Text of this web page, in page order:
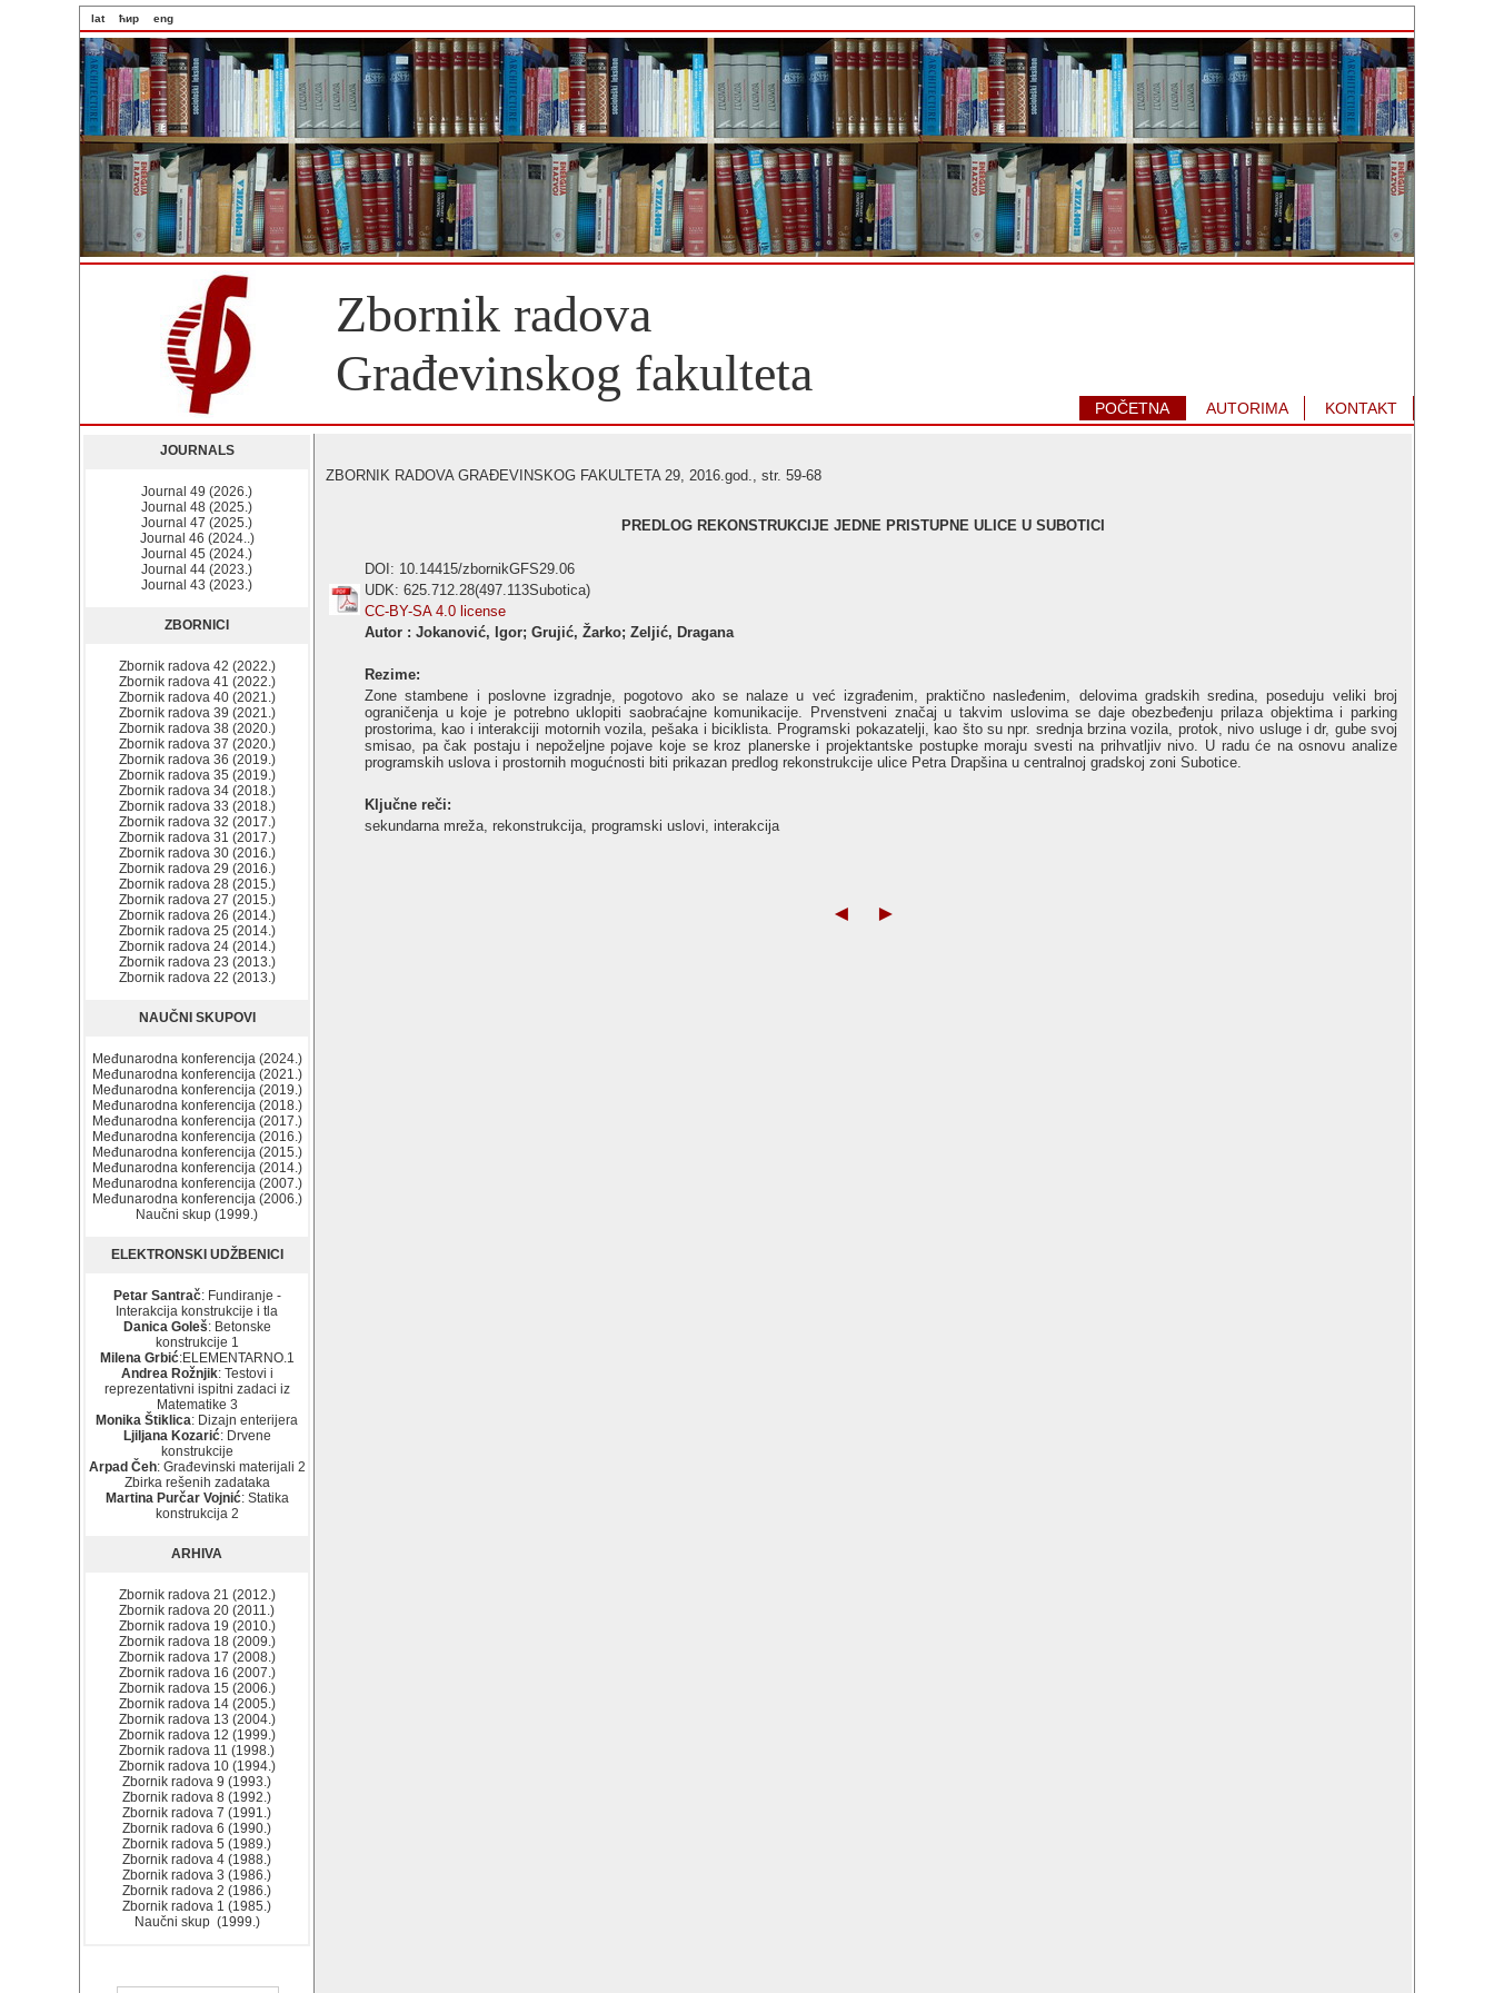
lat ћир eng
Zbornik radova
Građevinskog fakulteta
POČETNA AUTORIMA KONTAKT
JOURNALS
Journal 49 (2026.)
Journal 48 (2025.)
Journal 47 (2025.)
Journal 46 (2024..)
Journal 45 (2024.)
Journal 44 (2023.)
Journal 43 (2023.)
ZBORNICI
Zbornik radova 42 (2022.)
Zbornik radova 41 (2022.)
Zbornik radova 40 (2021.)
Zbornik radova 39 (2021.)
Zbornik radova 38 (2020.)
Zbornik radova 37 (2020.)
Zbornik radova 36 (2019.)
Zbornik radova 35 (2019.)
Zbornik radova 34 (2018.)
Zbornik radova 33 (2018.)
Zbornik radova 32 (2017.)
Zbornik radova 31 (2017.)
Zbornik radova 30 (2016.)
Zbornik radova 29 (2016.)
Zbornik radova 28 (2015.)
Zbornik radova 27 (2015.)
Zbornik radova 26 (2014.)
Zbornik radova 25 (2014.)
Zbornik radova 24 (2014.)
Zbornik radova 23 (2013.)
Zbornik radova 22 (2013.)
NAUČNI SKUPOVI
Međunarodna konferencija (2024.)
Međunarodna konferencija (2021.)
Međunarodna konferencija (2019.)
Međunarodna konferencija (2018.)
Međunarodna konferencija (2017.)
Međunarodna konferencija (2016.)
Međunarodna konferencija (2015.)
Međunarodna konferencija (2014.)
Međunarodna konferencija (2007.)
Međunarodna konferencija (2006.)
Naučni skup (1999.)
ELEKTRONSKI UDŽBENICI
Petar Santrač: Fundiranje -
Interakcija konstrukcije i tla
Danica Goleš: Betonske
konstrukcije 1
Milena Grbić:ELEMENTARNO.1
Andrea Rožnjik: Testovi i
reprezentativni ispitni zadaci iz
Matematike 3
Monika Štiklica: Dizajn enterijera
Ljiljana Kozarić: Drvene
konstrukcije
Arpad Čeh: Građevinski materijali 2
Zbirka rešenih zadataka
Martina Purčar Vojnić: Statika
konstrukcija 2
ARHIVA
Zbornik radova 21 (2012.)
Zbornik radova 20 (2011.)
Zbornik radova 19 (2010.)
Zbornik radova 18 (2009.)
Zbornik radova 17 (2008.)
Zbornik radova 16 (2007.)
Zbornik radova 15 (2006.)
Zbornik radova 14 (2005.)
Zbornik radova 13 (2004.)
Zbornik radova 12 (1999.)
Zbornik radova 11 (1998.)
Zbornik radova 10 (1994.)
Zbornik radova 9 (1993.)
Zbornik radova 8 (1992.)
Zbornik radova 7 (1991.)
Zbornik radova 6 (1990.)
Zbornik radova 5 (1989.)
Zbornik radova 4 (1988.)
Zbornik radova 3 (1986.)
Zbornik radova 2 (1986.)
Zbornik radova 1 (1985.)
Naučni skup (1999.)
ZBORNIK RADOVA GRAĐEVINSKOG FAKULTETA 29, 2016.god., str. 59-68
PREDLOG REKONSTRUKCIJE JEDNE PRISTUPNE ULICE U SUBOTICI
DOI: 10.14415/zbornikGFS29.06
UDK: 625.712.28(497.113Subotica)
CC-BY-SA 4.0 license
Autor : Jokanović, Igor; Grujić, Žarko; Zeljić, Dragana
Rezime:
Zone stambene i poslovne izgradnje, pogotovo ako se nalaze u već izgrađenim, praktično nasleđenim, delovima gradskih sredina, poseduju veliki broj
ograničenja u koje je potrebno uklopiti saobraćajne komunikacije. Prvenstveni značaj u takvim uslovima se daje obezbeđenju prilaza objektima i parking
prostorima, kao i interakciji motornih vozila, pešaka i biciklista. Programski pokazatelji, kao što su npr. srednja brzina vozila, protok, nivo usluge i dr, gube svoj
smisao, pa čak postaju i nepoželjne pojave koje se kroz planerske i projektantske postupke moraju svesti na prihvatljiv nivo. U radu će na osnovu analize
programskih uslova i prostornih mogućnosti biti prikazan predlog rekonstrukcije ulice Petra Drapšina u centralnoj gradskoj zoni Subotice.
Ključne reči:
sekundarna mreža, rekonstrukcija, programski uslovi, interakcija
◄ ►